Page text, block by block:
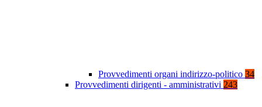
Provvedimenti organi indirizzo-politico 34
Provvedimenti dirigenti - amministrativi 243